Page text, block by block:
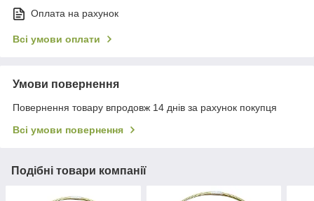
Оплата на рахунок
Всі умови оплати
Умови повернення
Повернення товару впродовж 14 днів за рахунок покупця
Всі умови повернення
Подібні товари компанії